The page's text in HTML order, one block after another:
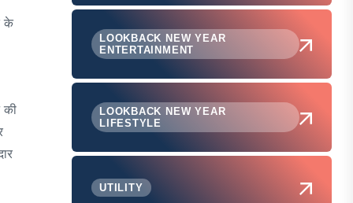
के
की
LOOKBACK NEW YEAR
ENTERTAINMENT
LOOKBACK NEW YEAR
LIFESTYLE
UTILITY